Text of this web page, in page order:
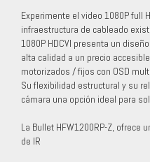
Experimente el video 1080P full
infraestructura de cableado
1080P HDCVI presenta un
alta calidad a un precio
motorizados / fijos con OSD
Su flexibilidad estructural y su
cámara una opción ideal para
La Bullet HFW1200RP-Z, ofrece
de IR